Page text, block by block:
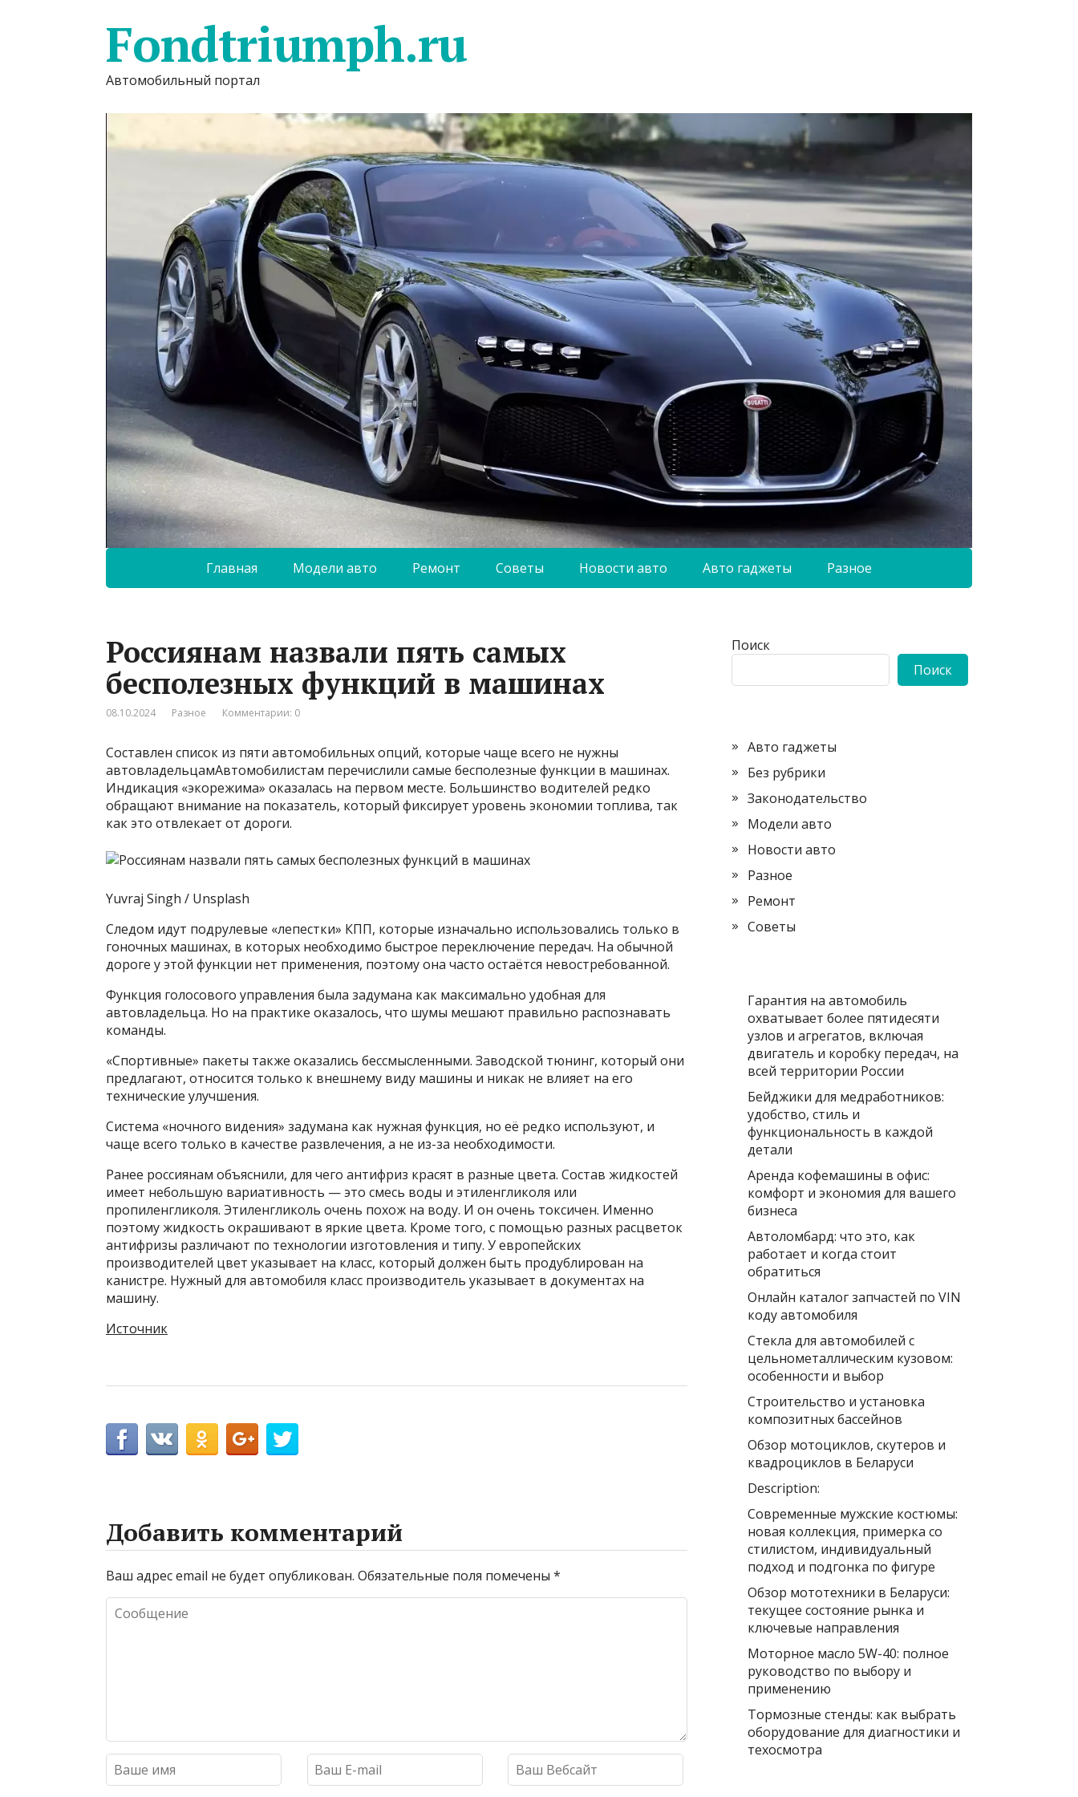
Fondtriumph.ru
Автомобильный портал
Главная Модели авто Ремонт Советы Новости авто Авто гаджеты Разное
Россиянам назвали пять самых
бесполезных функций в машинах
08.10.2024 Разное Комментарии: 0
Составлен список из пяти автомобильных опций, которые чаще всего не нужны
автовладельцамАвтомобилистам перечислили самые бесполезные функции в машинах.
Индикация «экорежима» оказалась на первом месте. Большинство водителей редко
обращают внимание на показатель, который фиксирует уровень экономии топлива, так
как это отвлекает от дороги.
Yuvraj Singh / Unsplash
Следом идут подрулевые «лепестки» КПП, которые изначально использовались только в
гоночных машинах, в которых необходимо быстрое переключение передач. На обычной
дороге у этой функции нет применения, поэтому она часто остаётся невостребованной.
Функция голосового управления была задумана как максимально удобная для
автовладельца. Но на практике оказалось, что шумы мешают правильно распознавать
команды.
«Спортивные» пакеты также оказались бессмысленными. Заводской тюнинг, который они
предлагают, относится только к внешнему виду машины и никак не влияет на его
технические улучшения.
Система «ночного видения» задумана как нужная функция, но её редко используют, и
чаще всего только в качестве развлечения, а не из-за необходимости.
Ранее россиянам объяснили, для чего антифриз красят в разные цвета. Состав жидкостей
имеет небольшую вариативность — это смесь воды и этиленгликоля или
пропиленгликоля. Этиленгликоль очень похож на воду. И он очень токсичен. Именно
поэтому жидкость окрашивают в яркие цвета. Кроме того, с помощью разных расцветок
антифризы различают по технологии изготовления и типу. У европейских
производителей цвет указывает на класс, который должен быть продублирован на
канистре. Нужный для автомобиля класс производитель указывает в документах на
машину.
Источник
Добавить комментарий
Ваш адрес email не будет опубликован. Обязательные поля помечены *
Поиск
Поиск
Авто гаджеты
Без рубрики
Законодательство
Модели авто
Новости авто
Разное
Ремонт
Советы
Гарантия на автомобиль
охватывает более пятидесяти
узлов и агрегатов, включая
двигатель и коробку передач, на
всей территории России
Бейджики для медработников:
удобство, стиль и
функциональность в каждой
детали
Аренда кофемашины в офис:
комфорт и экономия для вашего
бизнеса
Автоломбард: что это, как
работает и когда стоит
обратиться
Онлайн каталог запчастей по VIN
коду автомобиля
Стекла для автомобилей с
цельнометаллическим кузовом:
особенности и выбор
Строительство и установка
композитных бассейнов
Обзор мотоциклов, скутеров и
квадроциклов в Беларуси
Description:
Современные мужские костюмы:
новая коллекция, примерка со
стилистом, индивидуальный
подход и подгонка по фигуре
Обзор мототехники в Беларуси:
текущее состояние рынка и
ключевые направления
Моторное масло 5W-40: полное
руководство по выбору и
применению
Тормозные стенды: как выбрать
оборудование для диагностики и
техосмотра